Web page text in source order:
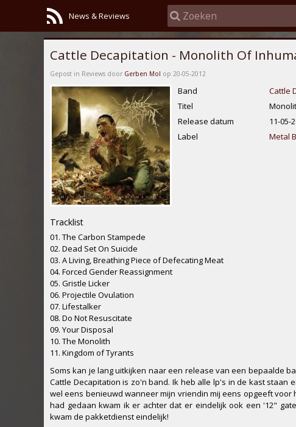
News & Reviews
Cattle Decapitation - Monolith Of
Gepost in Reviews door Gerben Mol op 20-05-2012
Band
Cattle
Titel
Release datum
11-05-
Label
Metal
Tracklist
01. The Carbon Stampede
02. Dead Set On Suicide
03. A Living, Breathing Piece of Defecating Meat
04. Forced Gender Reassignment
05. Gristle Licker
06. Projectile Ovulation
07. Lifestalker
08. Do Not Resuscitate
09. Your Disposal
10. The Monolith
11. Kingdom of Tyrants
Soms kan je lang uitkijken naar een release van een bepaalde
Cattle Decapitation is zo'n band. Ik heb alle lp's in de kast
wel eens benieuwd wanneer mijn vriendin mij eens opgeeft
had gedaan kwam ik er achter dat er eindelijk ook een '12"
kwam de pakketdienst eindelijk!